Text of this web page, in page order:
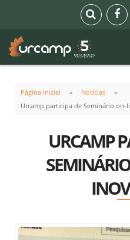
Página Inicial
Notícias
Urcamp participa de Seminário on-
URCAMP